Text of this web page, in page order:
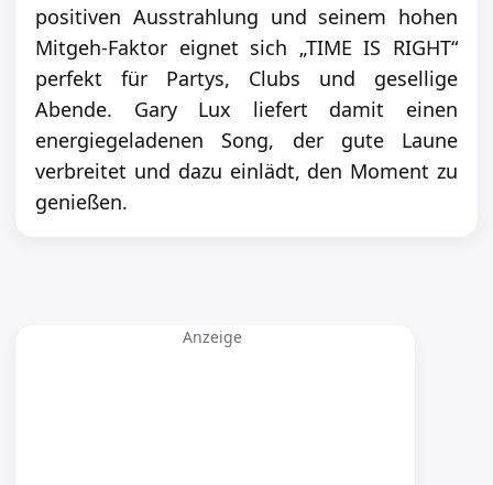
positiven Ausstrahlung und seinem hohen
Mitgeh-Faktor eignet sich „TIME IS RIGHT“
perfekt für Partys, Clubs und gesellige
Abende. Gary Lux liefert damit einen
energiegeladenen Song, der gute Laune
verbreitet und dazu einlädt, den Moment zu
genießen.
Anzeige